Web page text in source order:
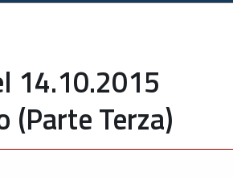
14.10.2015
(Parte Terza)